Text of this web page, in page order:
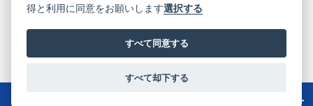
お問い合わせ
得と利用に同意をお願いします選択する
すべて同意する
すべて却下する